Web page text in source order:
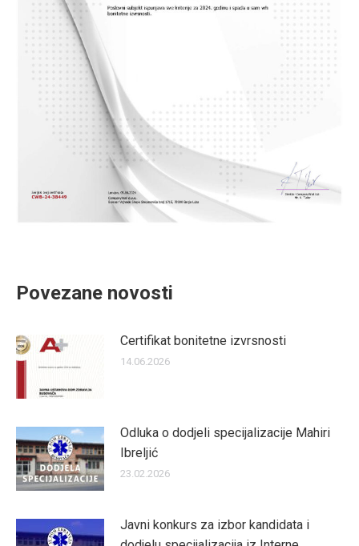
Povezane novosti
Certifikat bonitetne izvrsnosti
14.06.2026
Odluka o dodjeli specijalizacije Mahiri
Ibreljić
23.02.2026
Javni konkurs za izbor kandidata i